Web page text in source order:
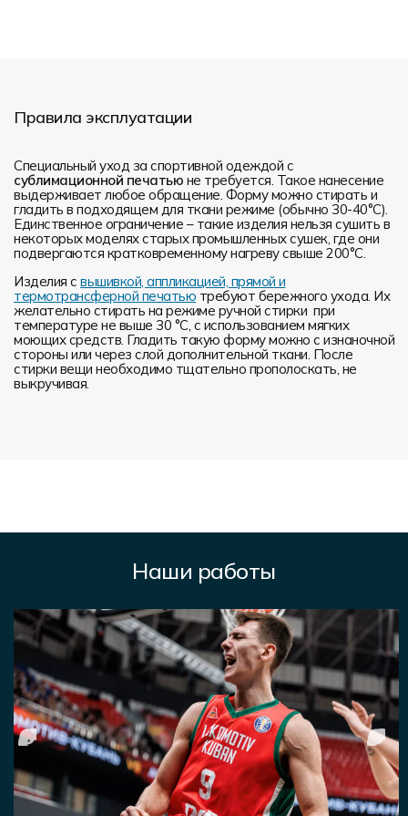
Правила эксплуатации
Специальный уход за спортивной одеждой с
сублимационной печатью не требуется. Такое нанесение
выдерживает любое обращение. Форму можно стирать и
гладить в подходящем для ткани режиме (обычно 30-40°С).
Единственное ограничение – такие изделия нельзя сушить в
некоторых моделях старых промышленных сушек, где они
подвергаются кратковременному нагреву свыше 200°С.
Изделия с вышивкой, аппликацией, прямой и
термотрансферной печатью требуют бережного ухода. Их
желательно стирать на режиме ручной стирки при
температуре не выше 30 °C, с использованием мягких
моющих средств. Гладить такую форму можно с изнаночной
стороны или через слой дополнительной ткани. После
стирки вещи необходимо тщательно прополоскать, не
выкручивая.
Наши работы